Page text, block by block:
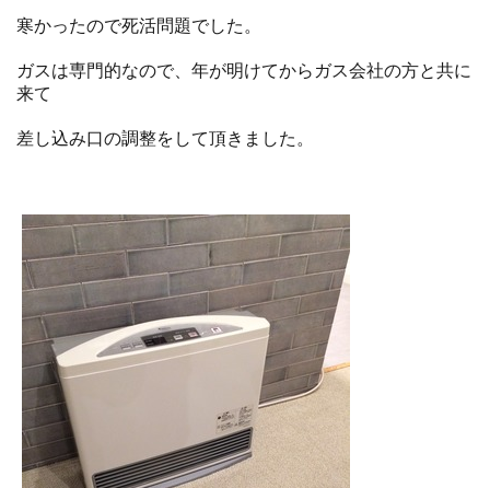
寒かったので死活問題でした。
ガスは専門的なので、年が明けてからガス会社の方と共に
来て
差し込み口の調整をして頂きました。